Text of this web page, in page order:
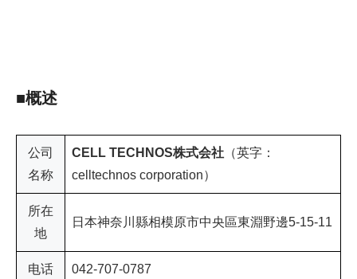
■概述
公司
名称
CELL TECHNOS株式会社 （英字：
celltechnos corporation）
所在
地
日本神奈川縣相模原市中央區東淵野邊5-15-11
电话 042-707-0787